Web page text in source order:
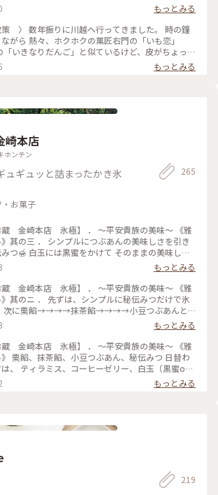
もっとみる
きました。 時の鐘
がら 熱々、ホクホクの菓匠右門の「いも恋」
「いきなりだんご」と似ているけど、皮がちょっと
ちらも美味しいので大好きです🎵 VANITOY
ーグルを買ったり 菓子屋横丁を見て回りました。
多く大賑わいでした。 #川越 #いも恋 #時
もっとみる
本店
ホンテン
ュギュッと詰まったかき氷
お菓子
265
蔵 金崎本店 氷極】 ． 〜平安貴族の美味〜 《雅
其の三 ． シンプルにつぶあんの美味しさを引き
つ🍯 白玉には黒蜜をかけて そのままの美味しさ
から コレ（最後の写真）がしたかったから❣️ 日替
は、ティラミスにも惹かれたのだけど白玉にした
‼️ かき氷にのせて食べたかったから〜🤣 ． 「余は
🪭ﾎ~ﾎﾎﾎｰ」なーんつって🤣 ． ． #ごちそうさま
定の店舗『氷極』では、 アルコールを使用したか
ニスイーツが付いていたり ワンラク上のおもてな
たり極上のかき氷がいただけます🍧 ． ． ． ．
知らせ欄に反映されない事象が発生しています⚠️
せんが手動でご確認ください🙇‍♀️🙇‍♀️🙇‍♀️🙇‍♀️ ． ． ．
． #埼玉#秩父#長瀞#阿左美冷蔵 #天然かき氷#かき
蔵金崎本店#氷極 #大人のかき氷 #ご褒美かき氷 #
もっとみる
蔵 金崎本店 氷極】 ． 〜平安貴族の美味〜 《雅
其のニ ． 先ずは、シンプルに秘伝みつだけで氷
次に栗餡→→→→抹茶餡→→→→小豆つぶあんと
た🍧 栗餡も抹茶餡も濃厚で口当たりなめらか❣️ し
． ． 大人限定の店舗『氷極』では、 アルコール
かき氷や、ミニスイーツが付いていたり ワンラク
しと共にまったり極上のかき氷がいただけます🍧
ントの返信が コメン
った方のお知らせ欄に反映されない事象が発生して
訳ありませんが手動でご確認ください🙇‍♀️🙇‍♀️🙇‍♀️🙇‍♀️
もっとみる
蔵 金崎本店 氷極】 ． 〜平安貴族の美味〜 《雅
栗餡、抹茶餡、小豆つぶあん、秘伝みつ 日替わ
、 ティラミス、コーヒーゼリー、白玉（黒蜜or
白玉（黒蜜）をチョイス お口直しの梅干し付き
の店舗『氷極』では、 アルコールを使用したかき
埼玉#秩父#長瀞#阿左美冷蔵 #天然かき氷#かき氷
金崎本店#氷極 #大人のかき氷 #ご褒美かき氷 #ゴ
もっとみる
219